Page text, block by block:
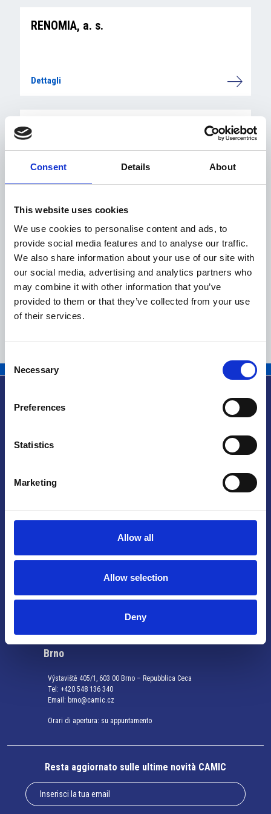
Consent Details About
This website uses cookies
We use cookies to personalise content and ads, to
provide social media features and to analyse our traffic.
We also share information about your use of our site with
our social media, advertising and analytics partners who
may combine it with other information that you’ve
provided to them or that they’ve collected from your use
of their services.
Selection
Necessary
Preferences
Statistics
Marketing
Allow all
Allow selection
Deny
RENOMIA, a. s.
Dettagli
RESEGOTTI SERGIO
Dettagli
RÖDL LEGAL, s.r.o.
Dettagli
Praga
Mariánské náměstí 159/4, 110 00 Praga 1 – Repubblica Ceca
Email:info@camic.cz
incontro con un referente, si prega di scrivere a info@camic.cz
Brno
Výstaviště 405/1, 603 00 Brno – Repubblica Ceca
Tel: +420 548 136 340
Email: brno@camic.cz
Orari di apertura: su appuntamento
Resta aggiornato sulle ultime novità CAMIC